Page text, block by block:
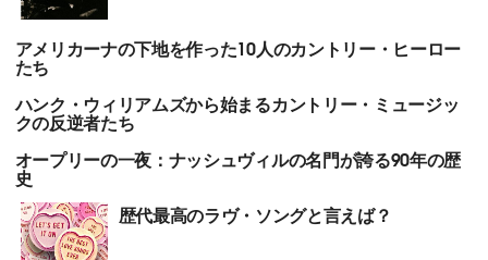
アメリカーナの下地を作った10人のカントリー・ヒーロー
たち
ハンク・ウィリアムズから始まるカントリー・ミュージッ
クの反逆者たち
オープリーの一夜：ナッシュヴィルの名門が誇る90年の歴
史
歴代最高のラヴ・ソングと言えば？